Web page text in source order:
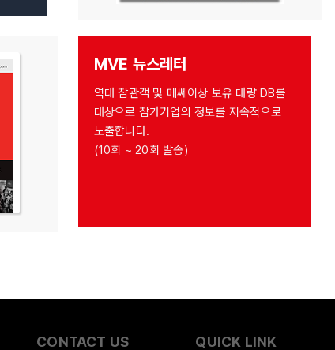
MVE 뉴스레터
역대 참관객 및 메쎄이상 보유 대량 DB를
대상으로 참가기업의 정보를 지속적으로
노출합니다.
(10회 ~ 20회 발송)
CONTACT US QUICK LINK